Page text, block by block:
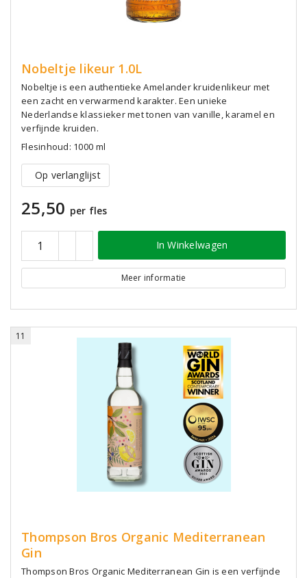
Nobeltje likeur 1.0L
Nobeltje is een authentieke Amelander kruidenlikeur met
een zacht en verwarmend karakter. Een unieke
Nederlandse klassieker met tonen van vanille, karamel en
verfijnde kruiden.
Flesinhoud: 1000 ml
Op verlanglijst
25,50 per fles
In Winkelwagen
Meer informatie
11
Thompson Bros Organic Mediterranean
Gin
Thompson Bros Organic Mediterranean Gin is een verfijnde